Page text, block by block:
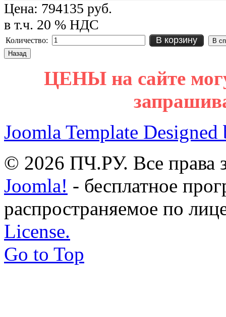
Цена: 794135 руб.
в т.ч. 20 % НДС
Количество: В корзину
ЦЕНЫ на сайте
Joomla Template Designed
© 2026 ПЧ.РУ. Все права
Joomla! - бесплатное
распространяемое по
License.
Go to Top